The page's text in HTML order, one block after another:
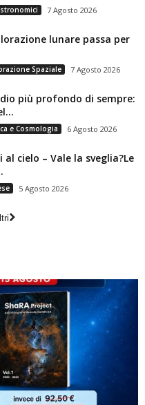
7 Agosto 2026
lunare passa per
Spaziale 7 Agosto 2026
più profondo di sempre:
e Cosmologia 6 Agosto 2026
cielo – Vale la sveglia?Le
5 Agosto 2026